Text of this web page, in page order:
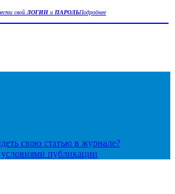
свойЛОГИН и ПАРОЛЬПодробнее
свою статью в журнале?
условиями публикации